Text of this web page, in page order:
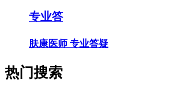
专业答
肤康医师 专业答疑
热门搜索